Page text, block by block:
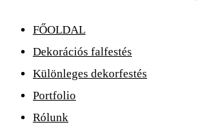
FŐOLDAL
Dekorációs falfestés
Különleges dekorfestés
Portfolio
Rólunk